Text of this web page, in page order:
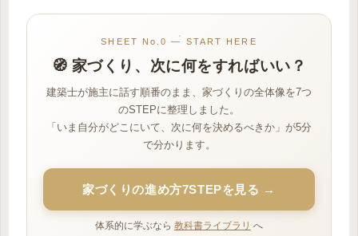
SHEET No.0 — START HERE
🧭 家づくり、次に何をすればいい？
建築士が施主に話す順番のまま、家づくりの全体像を7つ
のSTEPに整理しました。
「いま自分がどこにいて、次に何を決めるべきか」が5分
で分かります。
家づくりの進め方7STEPを見る →
体系的に学ぶなら 教科書ライブラリ へ